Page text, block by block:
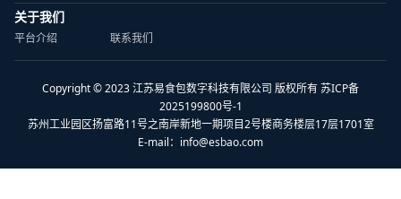
关于我们
平台介绍 联系我们
Copyright © 2023 江苏易食包数字科技有限公司 版权所有 苏ICP备
2025199800号-1
苏州工业园区扬富路11号之南岸新地一期项目2号楼商务楼层17层1701室
E-mail： info@esbao.com